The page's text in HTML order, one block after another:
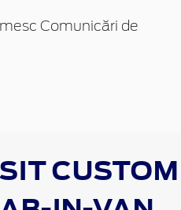
Comunicări de
CUSTOM